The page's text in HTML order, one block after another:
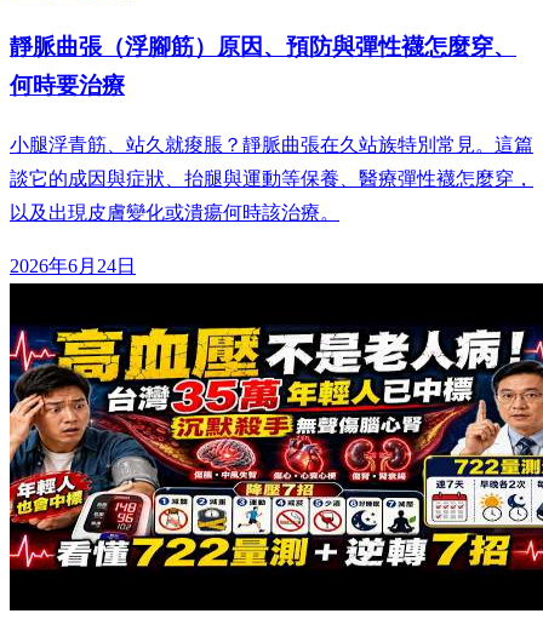
靜脈曲張（浮腳筋）原因、預防與彈性襪怎麼穿、
何時要治療
小腿浮青筋、站久就痠脹？靜脈曲張在久站族特別常見。這篇
談它的成因與症狀、抬腿與運動等保養、醫療彈性襪怎麼穿，
以及出現皮膚變化或潰瘍何時該治療。
2026年6月24日